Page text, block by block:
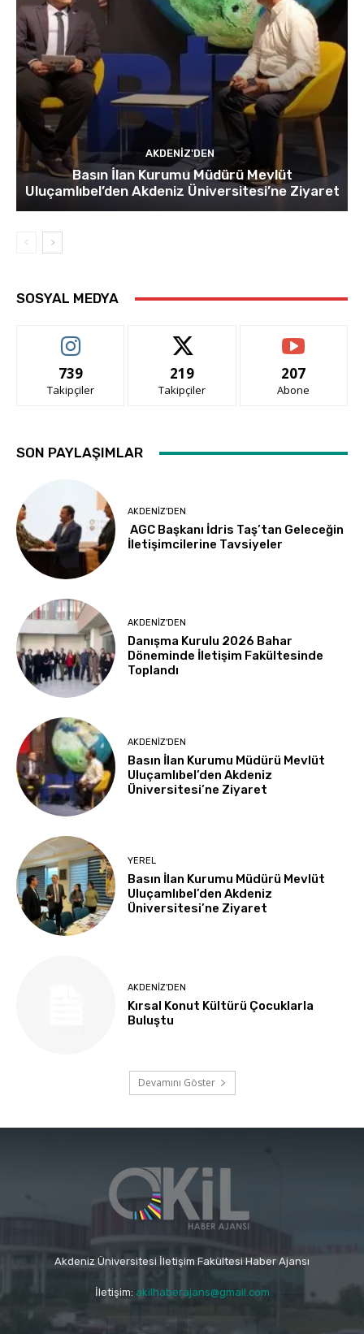
AKDENIZ'DEN
Basın İlan Kurumu Müdürü Mevlüt
Uluçamlıbel’den Akdeniz Üniversitesi’ne Ziyaret
SOSYAL MEDYA
739
Takipçiler
219
Takipçiler
207
Abone
SON PAYLAŞIMLAR
AKDENIZ'DEN
AGC Başkanı İdris Taş’tan Geleceğin
İletişimcilerine Tavsiyeler
AKDENIZ'DEN
Danışma Kurulu 2026 Bahar
Döneminde İletişim Fakültesinde
Toplandı
AKDENIZ'DEN
Basın İlan Kurumu Müdürü Mevlüt
Uluçamlıbel’den Akdeniz
Üniversitesi’ne Ziyaret
YEREL
Basın İlan Kurumu Müdürü Mevlüt
Uluçamlıbel’den Akdeniz
Üniversitesi’ne Ziyaret
AKDENIZ'DEN
Kırsal Konut Kültürü Çocuklarla
Buluştu
Devamını Göster
Akdeniz Üniversitesi İletişim Fakültesi Haber Ajansı
İletişim: akilhaberajans@gmail.com